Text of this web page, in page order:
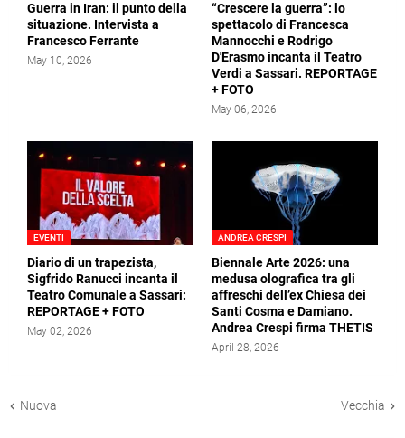
Guerra in Iran: il punto della
situazione. Intervista a
Francesco Ferrante
May 10, 2026
“Crescere la guerra”: lo
spettacolo di Francesca
Mannocchi e Rodrigo
D'Erasmo incanta il Teatro
Verdi a Sassari. REPORTAGE
+ FOTO
May 06, 2026
EVENTI
Diario di un trapezista,
Sigfrido Ranucci incanta il
Teatro Comunale a Sassari:
REPORTAGE + FOTO
May 02, 2026
ANDREA CRESPI
Biennale Arte 2026: una
medusa olografica tra gli
affreschi dell’ex Chiesa dei
Santi Cosma e Damiano.
Andrea Crespi firma THETIS
April 28, 2026
Nuova Vecchia